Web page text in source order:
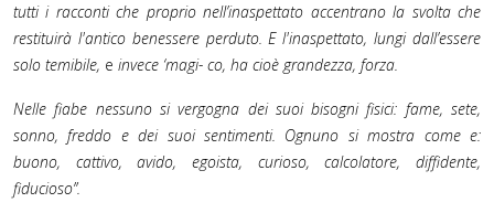
tutti i racconti che proprio nell’inaspettato accentrano la svolta che
restituirà l'antico benessere perduto. E l'inaspettato, lungi dall’essere
solo temibile, e invece ‘magi- co, ha cioè grandezza, forza.
Nelle fiabe nessuno si vergogna dei suoi bisogni fisici: fame, sete,
sonno, freddo e dei suoi sentimenti. Ognuno si mostra come e:
buono, cattivo, avido, egoista, curioso, calcolatore, diffidente,
fiducioso”.